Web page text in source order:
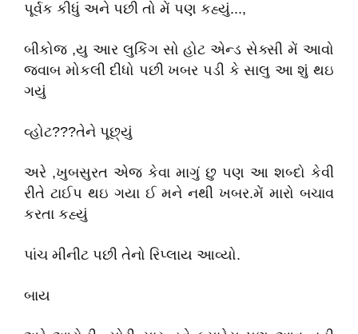
પૂર્વક કીધું અને પછી તો મેં પણ કહ્યું...,
બીકોજ ,યુ આર લુકિંગ સો હોટ એન્ડ સેક્સી મેં આવો
જવાબ મોકલી દીધો પછી ખબર પડી કે સાલુ આ શું થઇ
ગયું
વ્હોટ???તેને પૂછ્યું
અરે ,ખુબસુરત એજ કેવા માગું છુ પણ આ શબ્દો કેવી
રીતે ટાઈપ થઇ ગયા ઈ મને નથી ખબર.મેં મારો બચાવ
કરતા કહ્યું
પાંચ મીનીટ પછી તેનો રિપ્લાય આવ્યો.
બાય